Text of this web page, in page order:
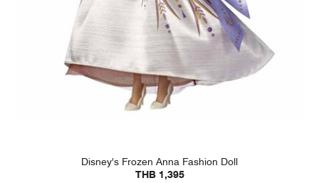
Disney's Frozen Anna Fashion Doll
THB 1,395